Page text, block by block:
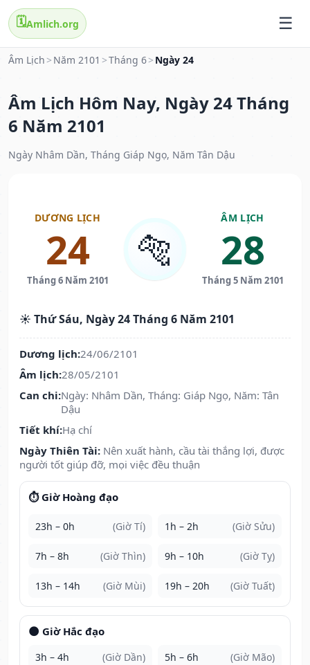
🗓️Amlich.org
Âm Lịch > Năm 2101 >Tháng 6> Ngày 24
Âm Lịch Hôm Nay, Ngày 24 Tháng
6 Năm 2101
Ngày Nhâm Dần, Tháng Giáp Ngọ, Năm Tân Dậu
DƯƠNG LỊCH
24
Tháng 6 Năm 2101
🐅
ÂM LỊCH
28
Tháng 5 Năm 2101
☀️ Thứ Sáu, Ngày 24 Tháng 6 Năm 2101
Dương lịch:24/06/2101
Âm lịch:28/05/2101
Can chi:Ngày: Nhâm Dần, Tháng: Giáp Ngọ, Năm: Tân
Dậu
Tiết khí:Hạ chí
Ngày Thiên Tài: Nên xuất hành, cầu tài thắng lợi, được
người tốt giúp đỡ, mọi việc đều thuận
⏱️ Giờ Hoàng đạo
23h – 0h (Giờ Tí) 1h – 2h (Giờ Sửu)
7h – 8h (Giờ Thìn) 9h – 10h (Giờ Tỵ)
13h – 14h (Giờ Mùi) 19h – 20h (Giờ Tuất)
🌑 Giờ Hắc đạo
3h – 4h (Giờ Dần) 5h – 6h (Giờ Mão)